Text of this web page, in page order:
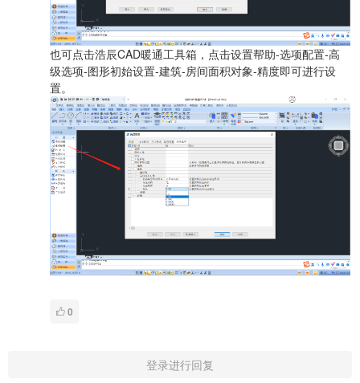
也可点击浩辰CAD暖通工具箱，点击设置帮助-选项配置-高
级选项-图形初始设置-建筑-房间面积对象-精度即可进行设
置。
0
登录进行回复